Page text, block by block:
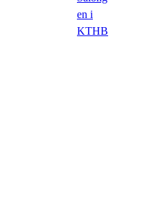
en i
KTHB